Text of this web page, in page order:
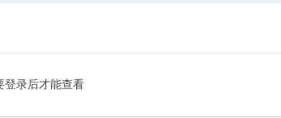
登录后才能查看